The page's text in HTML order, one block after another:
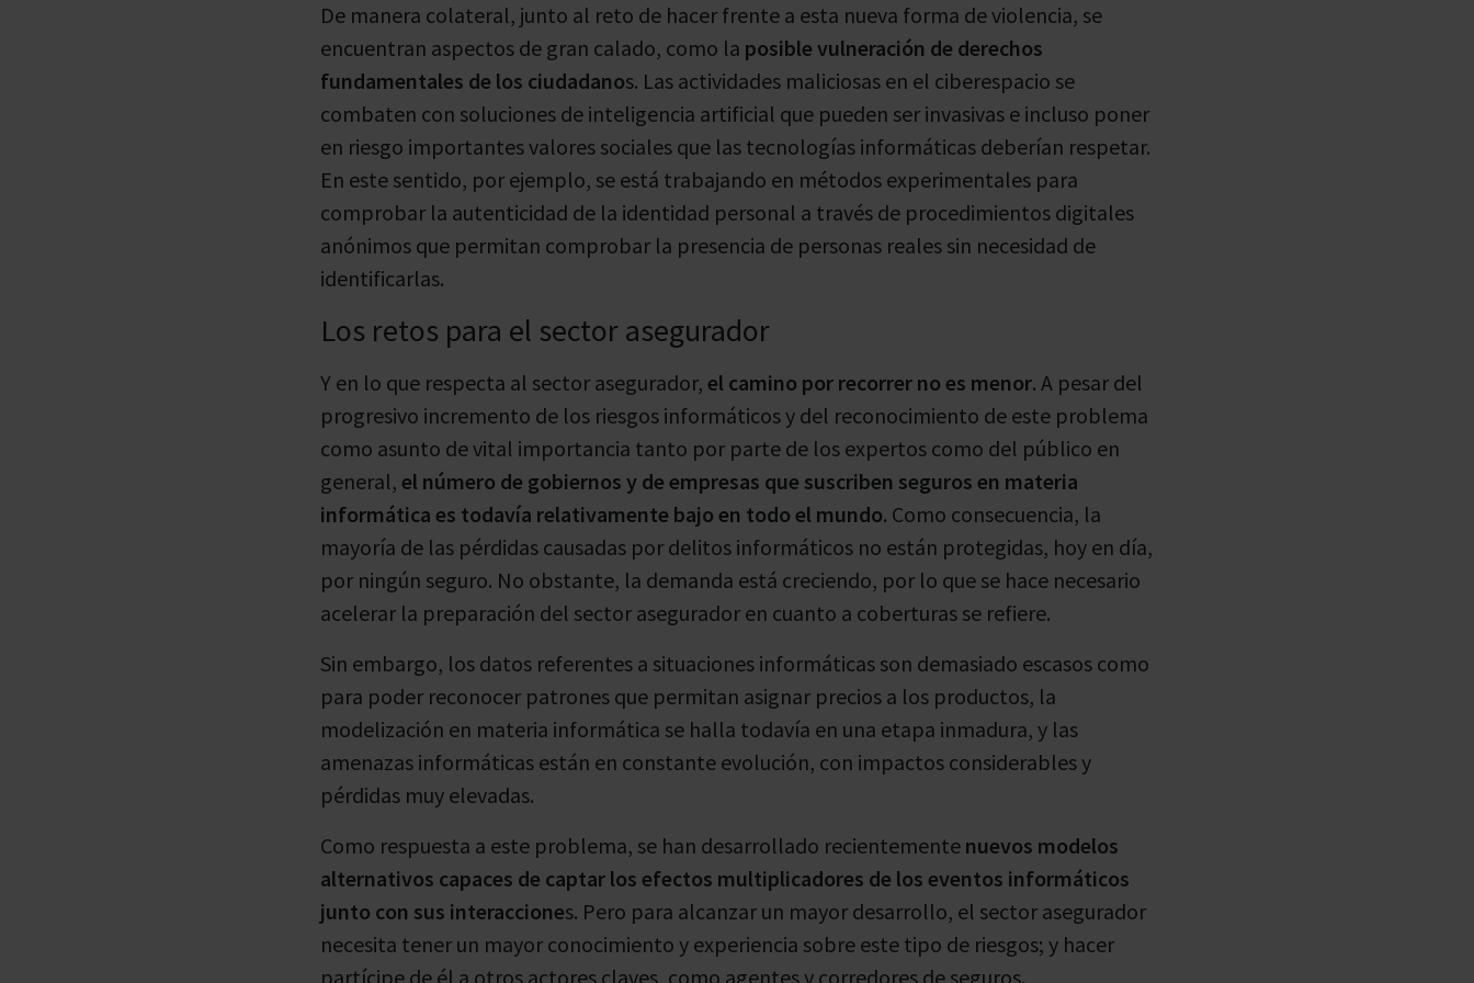
De manera colateral, junto al reto de hacer frente a esta nueva forma de violencia, se
encuentran aspectos de gran calado, como la posible vulneración de derechos
fundamentales de los ciudadanos. Las actividades maliciosas en el ciberespacio se
combaten con soluciones de inteligencia artificial que pueden ser invasivas e incluso poner
en riesgo importantes valores sociales que las tecnologías informáticas deberían respetar.
En este sentido, por ejemplo, se está trabajando en métodos experimentales para
comprobar la autenticidad de la identidad personal a través de procedimientos digitales
anónimos que permitan comprobar la presencia de personas reales sin necesidad de
identificarlas.
Los retos para el sector asegurador
Y en lo que respecta al sector asegurador, el camino por recorrer no es menor. A pesar del
progresivo incremento de los riesgos informáticos y del reconocimiento de este problema
como asunto de vital importancia tanto por parte de los expertos como del público en
general, el número de gobiernos y de empresas que suscriben seguros en materia
informática es todavía relativamente bajo en todo el mundo. Como consecuencia, la
mayoría de las pérdidas causadas por delitos informáticos no están protegidas, hoy en día,
por ningún seguro. No obstante, la demanda está creciendo, por lo que se hace necesario
acelerar la preparación del sector asegurador en cuanto a coberturas se refiere.
Sin embargo, los datos referentes a situaciones informáticas son demasiado escasos como
para poder reconocer patrones que permitan asignar precios a los productos, la
modelización en materia informática se halla todavía en una etapa inmadura, y las
amenazas informáticas están en constante evolución, con impactos considerables y
pérdidas muy elevadas.
Como respuesta a este problema, se han desarrollado recientemente nuevos modelos
alternativos capaces de captar los efectos multiplicadores de los eventos informáticos
junto con sus interacciones. Pero para alcanzar un mayor desarrollo, el sector asegurador
necesita tener un mayor conocimiento y experiencia sobre este tipo de riesgos; y hacer
partícipe de él a otros actores claves, como agentes y corredores de seguros.